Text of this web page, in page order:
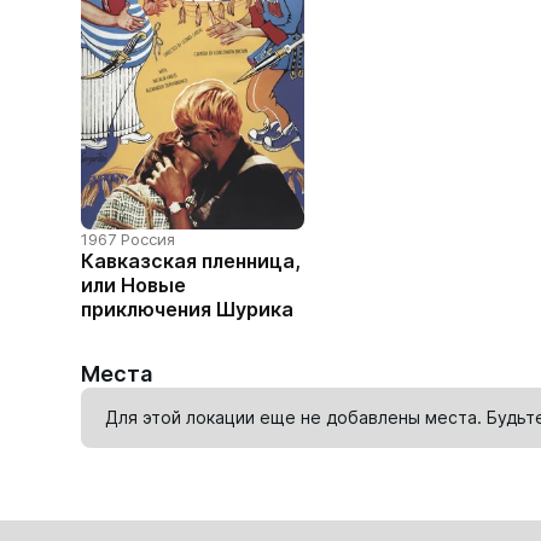
1967 Россия
Кавказская пленница,
или Новые
приключения Шурика
Места
Для этой локации еще не добавлены места.